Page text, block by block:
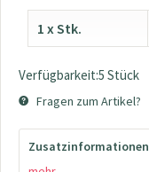
Verfügbarkeit:5 Stück
Fragen zum Artikel?
Zusatzinformationen